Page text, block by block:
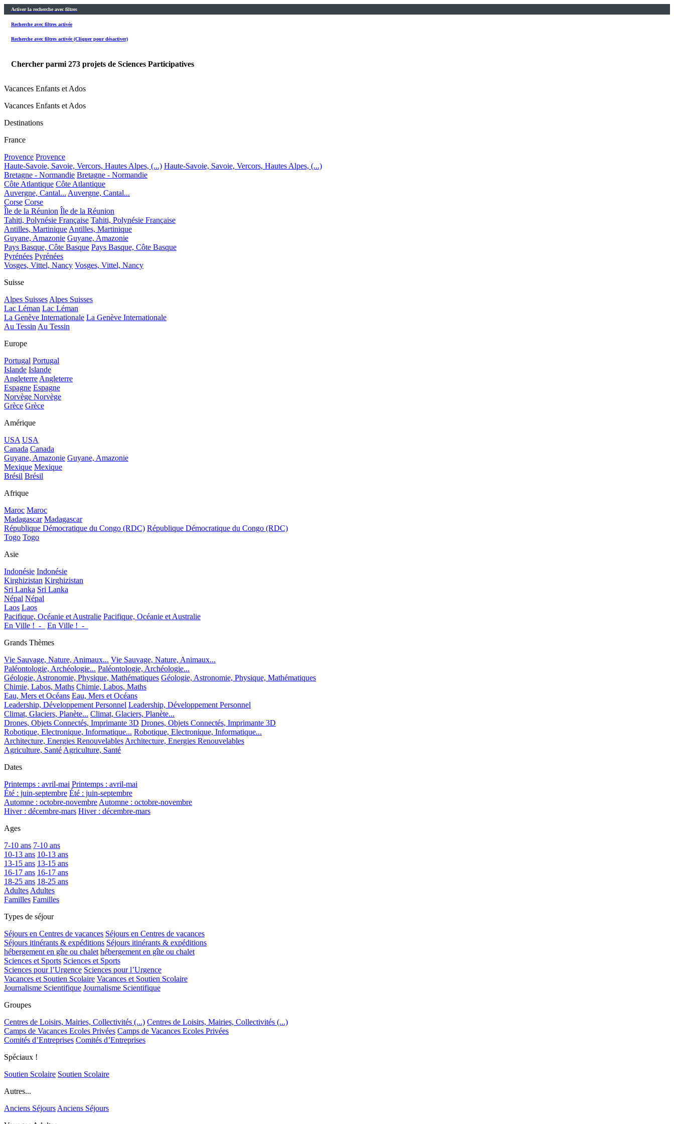
Activer la recherche avec filtres
Recherche avec filtres activée
Recherche avec filtres activée (Cliquer pour désactiver)
Chercher parmi 273 projets de Sciences Participatives
Vacances Enfants et Ados
Vacances Enfants et Ados
Destinations
France
Provence Provence
Haute-Savoie, Savoie, Vercors, Hautes Alpes, (...) Haute-Savoie, Savoie, Vercors, Hautes Alpes, (...)
Bretagne - Normandie Bretagne - Normandie
Côte Atlantique Côte Atlantique
Auvergne, Cantal... Auvergne, Cantal...
Corse Corse
Île de la Réunion Île de la Réunion
Tahiti, Polynésie Française Tahiti, Polynésie Française
Antilles, MartiniqueAntilles, Martinique
Guyane, Amazonie Guyane, Amazonie
Pays Basque, Côte Basque Pays Basque, Côte Basque
Pyrénées Pyrénées
Vosges, Vittel, Nancy Vosges, Vittel, Nancy
Suisse
Alpes SuissesAlpes Suisses
Lac Léman Lac Léman
La Genève Internationale La Genève Internationale
Au TessinAu Tessin
Europe
Portugal Portugal
Islande Islande
AngleterreAngleterre
Espagne Espagne
Norvège Norvège
Grèce Grèce
Amérique
USA USA
Canada Canada
Guyane, Amazonie Guyane, Amazonie
Mexique Mexique
Brésil Brésil
Afrique
Maroc Maroc
Madagascar Madagascar
République Démocratique du Congo (RDC) République Démocratique du Congo (RDC)
Togo Togo
Asie
Indonésie Indonésie
Kirghizistan Kirghizistan
Sri Lanka Sri Lanka
Népal Népal
Laos Laos
Pacifique, Océanie et Australie Pacifique, Océanie et Australie
En Ville !_-_
En Ville !_-_
Grands Thèmes
Vie Sauvage, Nature, Animaux... Vie Sauvage, Nature, Animaux...
Paléontologie, Archéologie... Paléontologie, Archéologie...
Géologie, Astronomie, Physique, Mathématiques Géologie, Astronomie, Physique, Mathématiques
Chimie, Labos, Maths Chimie, Labos, Maths
Eau, Mers et Océans Eau, Mers et Océans
Leadership, Développement Personnel Leadership, Développement Personnel
Climat, Glaciers, Planète... Climat, Glaciers, Planète...
Drones, Objets Connectés, Imprimante 3D Drones, Objets Connectés, Imprimante 3D
Robotique, Electronique, Informatique... Robotique, Electronique, Informatique...
Architecture, Energies RenouvelablesArchitecture, Energies Renouvelables
Agriculture, SantéAgriculture, Santé
Dates
Printemps : avril-mai Printemps : avril-mai
Été : juin-septembre Été : juin-septembre
Automne : octobre-novembreAutomne : octobre-novembre
Hiver : décembre-mars Hiver : décembre-mars
Ages
7-10 ans 7-10 ans
10-13 ans 10-13 ans
13-15 ans 13-15 ans
16-17 ans 16-17 ans
18-25 ans 18-25 ans
AdultesAdultes
Familles Familles
Types de séjour
Séjours en Centres de vacances Séjours en Centres de vacances
Séjours itinérants & expéditions Séjours itinérants & expéditions
hébergement en gîte ou chalet hébergement en gîte ou chalet
Sciences et Sports Sciences et Sports
Sciences pour l’Urgence Sciences pour l’Urgence
Vacances et Soutien Scolaire Vacances et Soutien Scolaire
Journalisme Scientifique Journalisme Scientifique
Groupes
Centres de Loisirs, Mairies, Collectivités (...) Centres de Loisirs, Mairies, Collectivités (...)
Camps de Vacances Ecoles Privées Camps de Vacances Ecoles Privées
Comités d’Entreprises Comités d’Entreprises
Spéciaux !
Soutien Scolaire Soutien Scolaire
Autres...
Anciens SéjoursAnciens Séjours